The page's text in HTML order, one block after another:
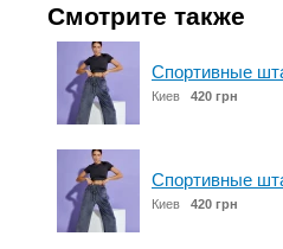
Смотрите также
Спортивные
Киев 420 грн
Спортивные
Киев 420 грн